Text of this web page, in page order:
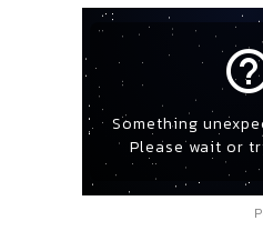
Something
Please wait or